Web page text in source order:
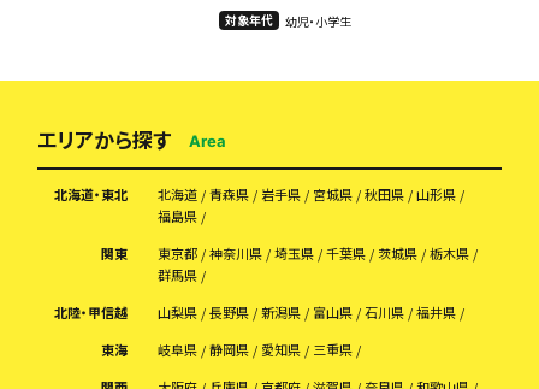
対象年代
幼児・小学生
エリアから探す Area
北海道・東北 北海道 青森県 岩手県 宮城県 秋田県
山形県
福島県
関東
東京都 神奈川県 埼玉県 千葉県 茨城県
栃木県
群馬県
北陸・甲信越
山梨県 長野県 新潟県 富山県 石川県
福井県
東海
岐阜県 静岡県 愛知県
三重県